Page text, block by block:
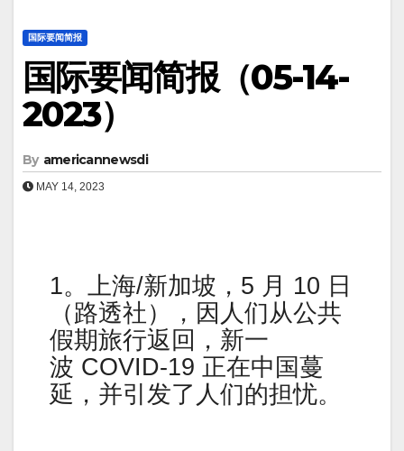
国际要闻简报
国际要闻简报（05-14-
2023）
By americannewsdi
MAY 14, 2023
1。上海/新加坡，5 月 10 日
（路透社），因人们从公共
假期旅行返回，新一
波 COVID-19 正在中国蔓
延，并引发了人们的担忧。